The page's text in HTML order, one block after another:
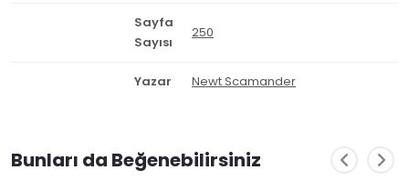
Sayfa
Sayısı
250
Yazar Newt Scamander
Bunları da Beğenebilirsiniz